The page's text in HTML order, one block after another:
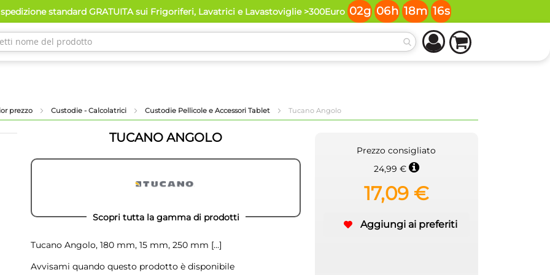
standard GRATUITA sui Frigoriferi, Lavatrici e Lavastoviglie >300Euro 02g 06h 18m 15s
prezzo Custodie - Calcolatrici Custodie Pellicole e Accessori Tablet Tucano Angolo
TUCANO ANGOLO
Scopri tutta la gamma di prodotti
Tucano Angolo, 180 mm, 15 mm, 250 mm [...]
Avvisami quando questo prodotto è disponibile
Prezzo consigliato
24,99 €
17,09 €
Aggiungi ai preferiti